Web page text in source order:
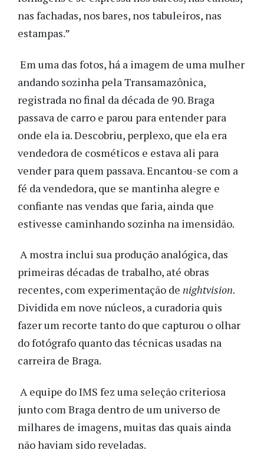
nas fachadas, nos bares, nos tabuleiros, nas
estampas.”
Em uma das fotos, há a imagem de uma mulher
andando sozinha pela Transamazônica,
registrada no final da década de 90. Braga
passava de carro e parou para entender para
onde ela ia. Descobriu, perplexo, que ela era
vendedora de cosméticos e estava ali para
vender para quem passava. Encantou-se com a
fé da vendedora, que se mantinha alegre e
confiante nas vendas que faria, ainda que
estivesse caminhando sozinha na imensidão.
A mostra inclui sua produção analógica, das
primeiras décadas de trabalho, até obras
recentes, com experimentação de nightvision.
Dividida em nove núcleos, a curadoria quis
fazer um recorte tanto do que capturou o olhar
do fotógrafo quanto das técnicas usadas na
carreira de Braga.
A equipe do IMS fez uma seleção criteriosa
junto com Braga dentro de um universo de
milhares de imagens, muitas das quais ainda
não haviam sido reveladas.